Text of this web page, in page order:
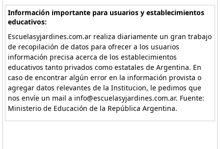
Información importante para usuarios y establecimientos
educativos:
Escuelasyjardines.com.ar realiza diariamente un gran trabajo
de recopilación de datos para ofrecer a los usuarios
información precisa acerca de los establecimientos
educativos tanto privados como estatales de Argentina. En
caso de encontrar algún error en la información provista o
agregar datos relevantes de la Institucion, le pedimos que
nos envíe un mail a info@escuelasyjardines.com.ar. Fuente:
Ministerio de Educación de la República Argentina.